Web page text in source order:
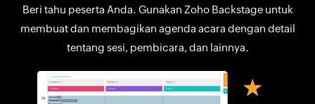
Beri tahu peserta Anda. Gunakan Zoho Backstage untuk
membuat dan membagikan agenda acara dengan detail
tentang sesi, pembicara, dan lainnya.